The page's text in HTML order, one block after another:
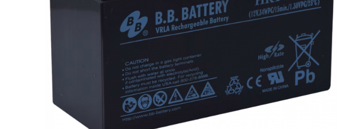
Incarcatoare acumulatori
Panouri fotovoltaice si accesorii
Panouri fotovoltaice
Sisteme prindere panouri
Invertoare Hibrid
Invertoare On-grid